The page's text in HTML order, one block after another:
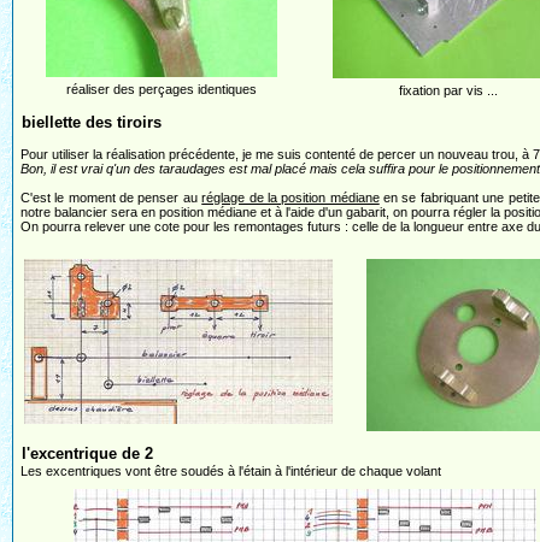
réaliser des perçages identiques fixation par vis ...
biellette des tiroirs
Pour utiliser la réalisation précédente, je me suis contenté de percer un nouveau trou, à
Bon, il est vrai q'un des taraudages est mal placé mais cela suffira pour le
C'est le moment de penser auréglage de la position médianeen se fabriquant une
notre balancier sera en position médiane et à l'aide d'un gabarit, on pourra régler la
On pourra relever une cote pour les remontages futurs : celle de la longueur entre axe
l'excentrique de 2
Les excentriques vont être soudés à l'étain à l'intérieur de chaque volant